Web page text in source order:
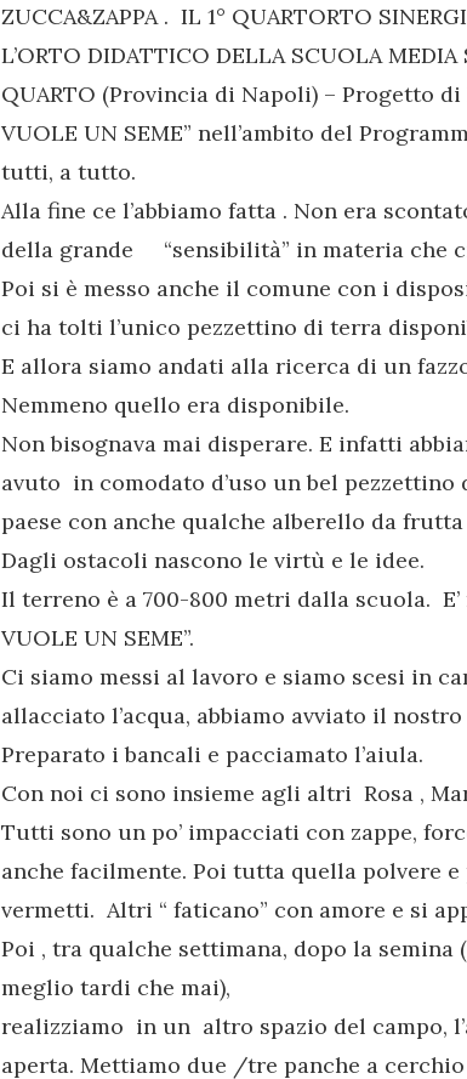
ZUCCA&ZAPPA . IL 1° QUARTORTO
L’ORTO DIDATTICO DELLA SCUOLA MEDIA
QUARTO (Provincia di Napoli) – Progetto
VUOLE UN SEME” nell’ambito del
tutti, a tutto.
Alla fine ce l’abbiamo fatta . Non era
della grande “sensibilità” in materia che
Poi si è messo anche il comune con i
ci ha tolti l’unico pezzettino di terra
E allora siamo andati alla ricerca di un
Nemmeno quello era disponibile.
Non bisognava mai disperare. E infatti
avuto in comodato d’uso un bel pezzettino
paese con anche qualche alberello da frutta
Dagli ostacoli nascono le virtù e le idee.
Il terreno è a 700-800 metri dalla scuola.
VUOLE UN SEME”.
Ci siamo messi al lavoro e siamo scesi in
allacciato l’acqua, abbiamo avviato il
Preparato i bancali e pacciamato l’aiula.
Con noi ci sono insieme agli altri Rosa ,
Tutti sono un po’ impacciati con zappe,
anche facilmente. Poi tutta quella polvere
vermetti. Altri “ faticano” con amore e si
Poi , tra qualche settimana, dopo la semina
meglio tardi che mai),
realizziamo in un altro spazio del campo,
aperta. Mettiamo due /tre panche a